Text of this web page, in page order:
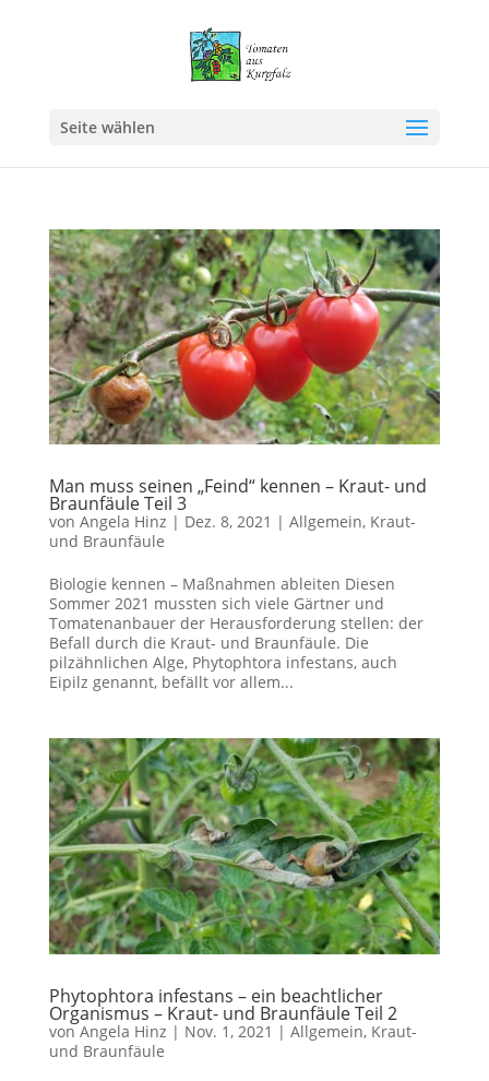
Seite wählen
Man muss seinen „Feind“ kennen – Kraut- und
Braunfäule Teil 3
von Angela Hinz | Dez. 8, 2021 | Allgemein, Kraut-
und Braunfäule
Biologie kennen – Maßnahmen ableiten Diesen
Sommer 2021 mussten sich viele Gärtner und
Tomatenanbauer der Herausforderung stellen: der
Befall durch die Kraut- und Braunfäule. Die
pilzähnlichen Alge, Phytophtora infestans, auch
Eipilz genannt, befällt vor allem...
Phytophtora infestans – ein beachtlicher
Organismus – Kraut- und Braunfäule Teil 2
vonAngela Hinz | Nov. 1, 2021 | Allgemein, Kraut-
und Braunfäule